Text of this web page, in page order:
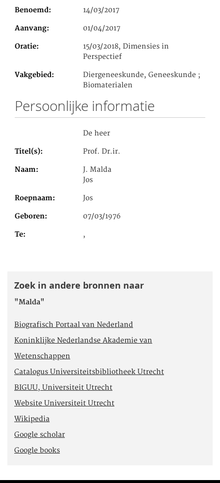
Benoemd 14/03/2017
Aanvang 01/04/2017
Oratie
15/03/2018, Dimensies in
Perspectief
Vakgebied
Diergeneeskunde, Geneeskunde ;
Biomaterialen
Persoonlijke informatie
De heer
Titel(s) Prof. Dr.ir.
Naam
J. Malda
Jos
Roepnaam Jos
Geboren 07/03/1976
Te ,
Zoek in andere bronnen naar
"Malda"
Biografisch Portaal van Nederland
Koninklijke Nederlandse Akademie van
Wetenschappen
Catalogus Universiteitsbibliotheek Utrecht
BIGUU, Universiteit Utrecht
Website Universiteit Utrecht
Wikipedia
Google scholar
Google books